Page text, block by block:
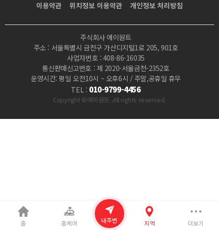
사
짱
이용약관 위치정보 이용약관 개인정보 처리방침
주식회사 에이원트
주소 : 서울특별시 금천구 가산디지털1로 205, 901호
사업자번호 : 408-86-16035
통신판매신고번호 : 제 2020-서울금천-2352호
운영시간: 평일 오전10시 ~ 오후6시 / 주말,공휴일 휴무
TEL : 010-9799-4456
Copyright ©에이원트 .All rights reserved.
홈 홈케어 내주변 지역 더보기